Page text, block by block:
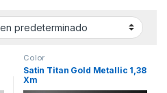
Color
Satin Titan Gold Metallic 1,38
Xm